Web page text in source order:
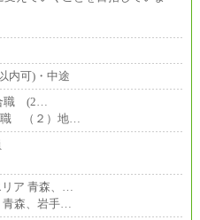
内可)・中途
職 (2…
職 （２）地…
リア 青森、…
青森、岩手…